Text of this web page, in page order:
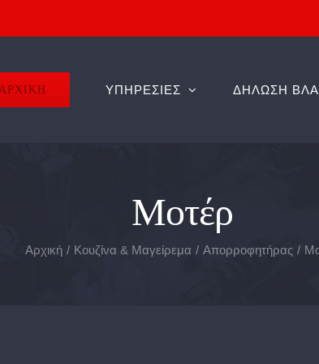
ΑΡΧΙΚΗ ΥΠΗΡΕΣΙΕΣ ΔΗΛΩΣΗ
Μοτέρ
Αρχική Κουζίνα & Μαγείρεμα Απορροφητήρας